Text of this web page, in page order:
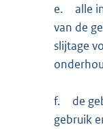
e.
alle
van de
slijtage
f.
de
gebruik